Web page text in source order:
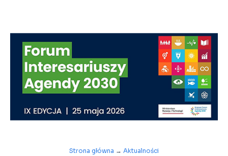
Strona główna → Aktualności